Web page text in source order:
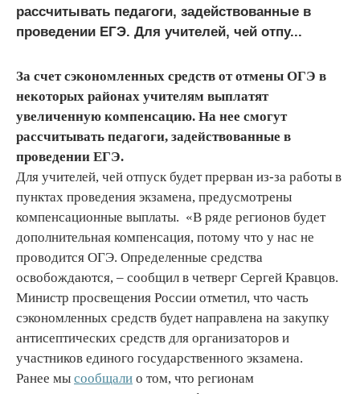
рассчитывать педагоги, задействованные в
проведении ЕГЭ. Для учителей, чей отпу...
За счет сэкономленных средств от отмены ОГЭ в
некоторых районах учителям выплатят
увеличенную компенсацию. На нее смогут
рассчитывать педагоги, задействованные в
проведении ЕГЭ.
Для учителей, чей отпуск будет прерван из-за работы в
пунктах проведения экзамена, предусмотрены
компенсационные выплаты. «В ряде регионов будет
дополнительная компенсация, потому что у нас не
проводится ОГЭ. Определенные средства
освобождаются, – сообщил в четверг Сергей Кравцов.
Министр просвещения России отметил, что часть
сэкономленных средств будет направлена на закупку
антисептических средств для организаторов и
участников единого государственного экзамена.
Ранее мы сообщали о том, что регионам